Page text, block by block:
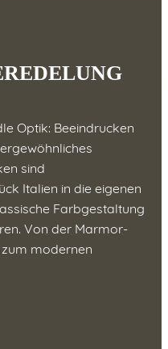
Optik: Beeindrucken
sind
Italien in die eigenen
Farbgestaltung
Von der Marmor-
modernen